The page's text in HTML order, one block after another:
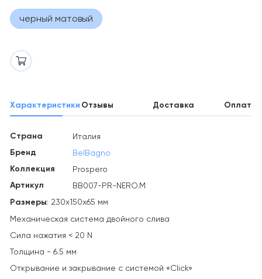
черный матовый
Характеристики Отзывы Доставка Оплата
Страна Италия
Бренд BelBagno
Коллекция Prospero
Артикул BB007-PR-NERO.M
Размеры: 230х150х65 мм
Механическая система двойного слива
Сила нажатия < 20 N
Толщина - 6.5 мм
Открывание и закрывание с системой «Click»